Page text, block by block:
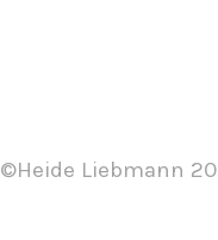
©Heide Liebmann